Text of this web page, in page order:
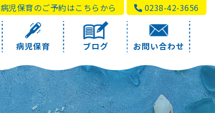
病児保育 ブログ お問い合わせ
病児保育のご予約はこちらから 0238-42-3656